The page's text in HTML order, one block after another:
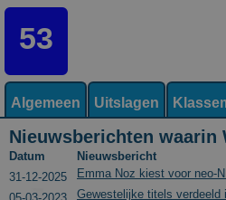
53
Algemeen Uitslagen
Nieuwsberichten waarin
Datum
Nieuwsbericht
31-12-2025
Emma Noz kiest voor neo-
Gewestelijke titels verdeeld